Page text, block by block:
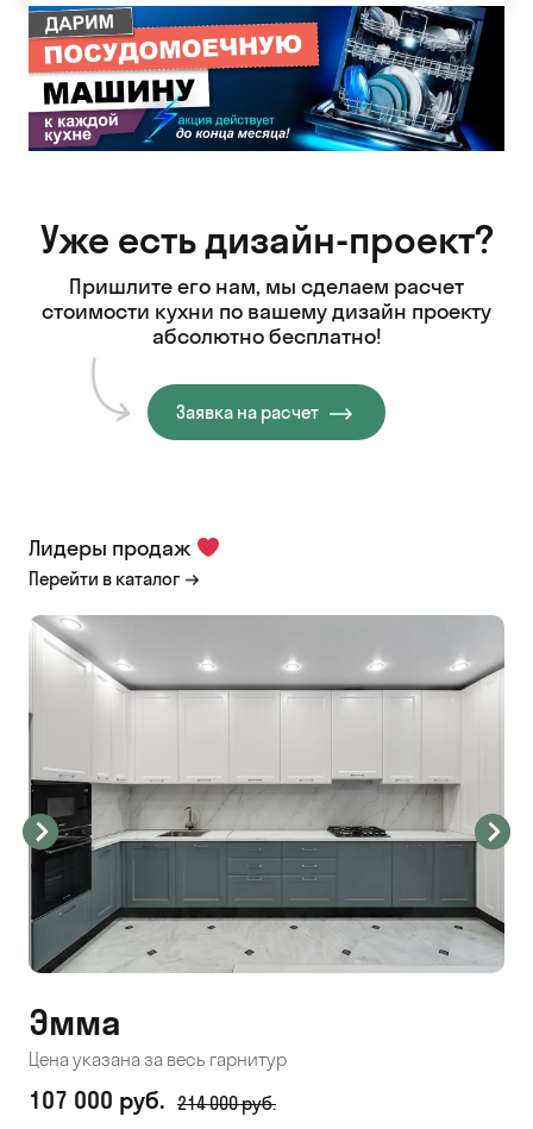
Уже есть дизайн-проект?
Пришлите его нам, мы сделаем расчет
стоимости кухни по вашему дизайн проекту
абсолютно бесплатно!
Заявка на расчет
Лидеры продаж
Перейти в каталог
Эмма
Цена указана за весь гарнитур
107 000 руб. 214 000 руб.